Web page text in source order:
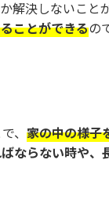
解決しないこと
ことができるの
、 家の中の様子
ならない時や、